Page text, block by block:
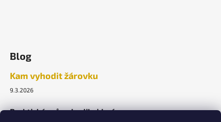
Blog
Kam vyhodit žárovku
9.3.2026
Praktický průvodce likvidací.